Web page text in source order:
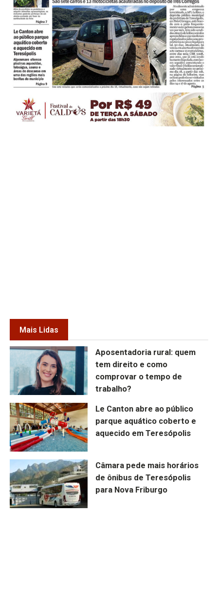
Mais Lidas
Aposentadoria rural: quem
tem direito e como
comprovar o tempo de
trabalho?
Le Canton abre ao público
parque aquático coberto e
aquecido em Teresópolis
Câmara pede mais horários
de ônibus de Teresópolis
para Nova Friburgo